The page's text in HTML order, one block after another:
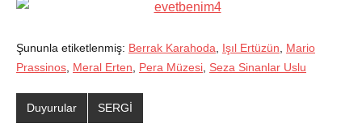
Şununla etiketlenmiş: Berrak Karahoda Işıl Ertüzün
Mario
Prassinos Meral Erten Pera Müzesi Seza Sinanlar Uslu
Duyurular SERGİ